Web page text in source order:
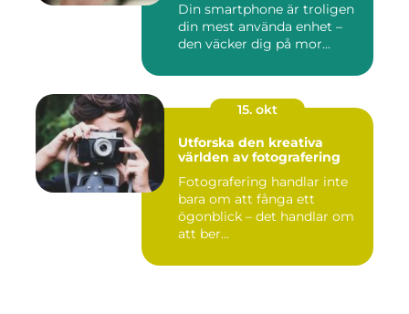
Din smartphone är troligen
din mest använda enhet –
den väcker dig på mor...
15. okt
Utforska den kreativa
världen av fotografering
Fotografering handlar inte
bara om att fånga ett
ögonblick – det handlar om
att ber...